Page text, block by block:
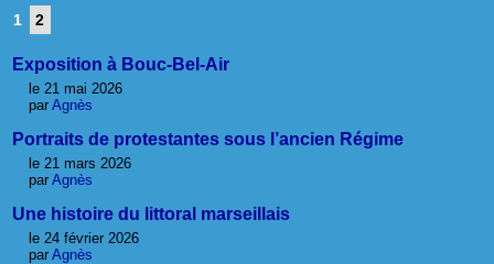
1 2
Exposition à Bouc-Bel-Air
le 21 mai 2026
par Agnès
Portraits de protestantes sous l’ancien Régime
le 21 mars 2026
par Agnès
Une histoire du littoral marseillais
le 24 février 2026
par Agnès